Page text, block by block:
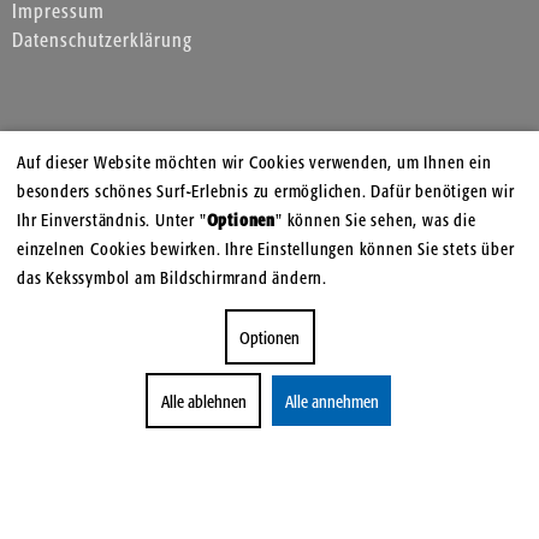
Impressum
Datenschutzerklärung
Auf dieser Website möchten wir Cookies verwenden, um Ihnen ein
besonders schönes Surf-Erlebnis zu ermöglichen. Dafür benötigen wir
Ihr Einverständnis. Unter "Optionen" können Sie sehen, was die
einzelnen Cookies bewirken. Ihre Einstellungen können Sie stets über
das Kekssymbol am Bildschirmrand ändern.
Optionen
Alle ablehnen Alle annehmen